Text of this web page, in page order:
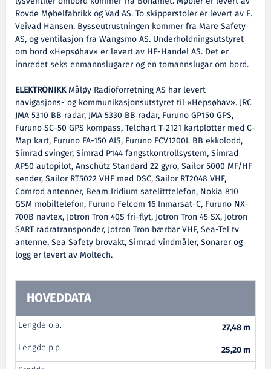
Rovde Møbelfabrikk og Vad AS. To skipperstoler er levert av E.
Veivad Hansen. Bysseutrustningen kommer fra Mare Safety
AS, og ventilasjon fra Wangsmo AS. Underholdningsutstyret
om bord «Hepsøhav» er levert av HE-Handel AS. Det er
innredet seks enmannslugarer og en tomannslugar om bord.
ELEKTRONIKKMåløy Radioforretning AS har levert
navigasjons- og kommunikasjonsutstyret til «Hepsøhav». JRC
JMA 5310 BB radar, JMA 5330 BB radar, Furuno GP150 GPS,
Furuno SC-50 GPS kompass, Telchart T-2121 kartplotter med C-
Map kart, Furuno FA-150 AIS, Furuno FCV1200L BB ekkolodd,
Simrad svinger, Simrad P144 fangstkontrollsystem, Simrad
AP50 autopilot, Anschütz Standard 22 gyro, Sailor 5000 MF/HF
sender, Sailor RT5022 VHF med DSC, Sailor RT2048 VHF,
Comrod antenner, Beam Iridium satelitttelefon, Nokia 810
GSM mobiltelefon, Furuno Felcom 16 Inmarsat-C, Furuno NX-
700B navtex, Jotron Tron 40S fri-flyt, Jotron Tron 45 SX, Jotron
SART radratransponder, Jotron Tron bærbar VHF, Sea-Tel tv
antenne, Sea Safety brovakt, Simrad vindmåler, Sonarer og
logg er levert av Moltech.
HOVEDDATA
Lengde o.a.
27,48 m
Lengde p.p.
25,20 m